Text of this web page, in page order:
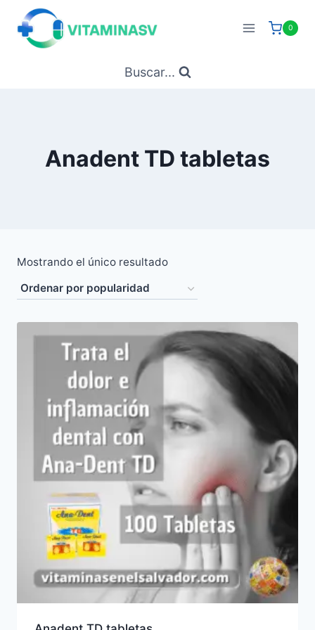
Saltar
contenido
0
Buscar...
Anadent TD tabletas
Mostrando el único resultado